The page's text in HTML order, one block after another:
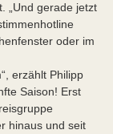
„Und gerade jetzt
oder im
erzählt Philipp
Saison! Erst
hinaus und seit